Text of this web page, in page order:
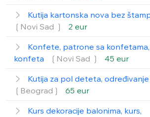
Kutija kartonska nova bez
❲Novi Sad ❳
2 eur
Konfete, patrone sa
konfeta
❲Novi Sad ❳ 45 eur
Kutija za pol deteta,
❲Beograd❳
65 eur
Kurs dekoracije balonima, kurs,